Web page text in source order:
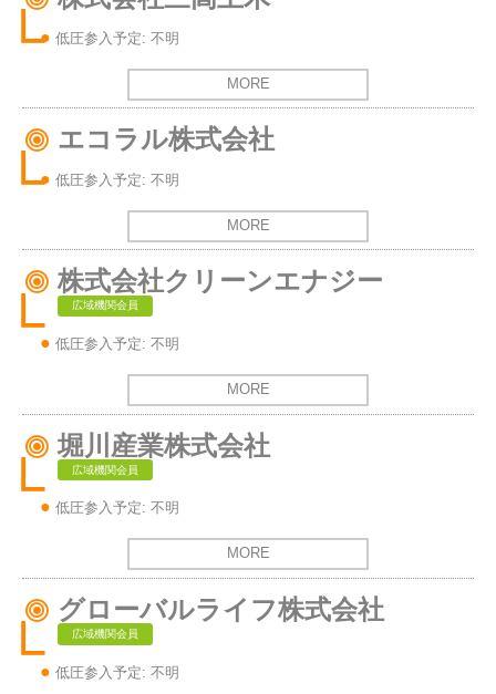
低圧参入予定: 不明
MORE
エコラル株式会社
低圧参入予定: 不明
MORE
株式会社クリーンエナジー
広域機関会員
低圧参入予定: 不明
MORE
堀川産業株式会社
広域機関会員
低圧参入予定: 不明
MORE
グローバルライフ株式会社
広域機関会員
低圧参入予定: 不明